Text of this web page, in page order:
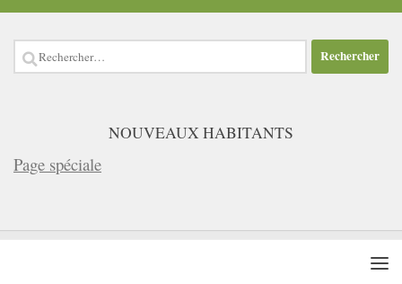
Rechercher :
NOUVEAUX HABITANTS
Page spéciale